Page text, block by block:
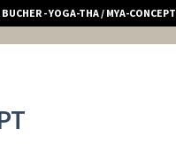
- YOGA-THA / MYA-CONCEPT